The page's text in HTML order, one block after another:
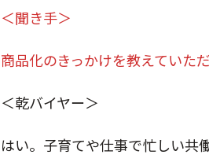
＜聞き手＞
商品化のきっかけを教えていた
＜乾バイヤー＞
はい。子育てや仕事で忙しい共